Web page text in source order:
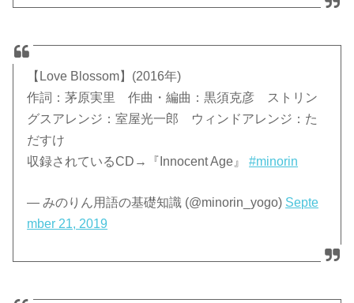
【Love Blossom】(2016年)
作詞：茅原実里 作曲・編曲：黒須克彦 ストリン
グスアレンジ：室屋光一郎 ウィンドアレンジ：た
だすけ
収録されているCD→『Innocent Age』#minorin
— みのりん用語の基礎知識 (@minorin_yogo) Septe
mber 21, 2019